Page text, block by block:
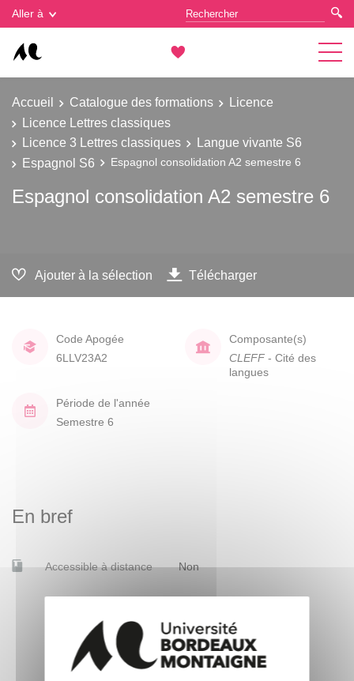
Aller à
Accueil Catalogue des formations
Licence
Licence Lettres classiques
Licence 3 Lettres classiques
Langue vivante S6
Espagnol S6
Espagnol consolidation A2 semestre 6
Espagnol consolidation A2 semestre 6
Ajouter à la sélection Télécharger
Code Apogée
6LLV23A2
Composante(s)
CLEFF - Cité des
langues
Période de l'année
Semestre 6
En bref
Accessible à distance Non
Gestion des cookies